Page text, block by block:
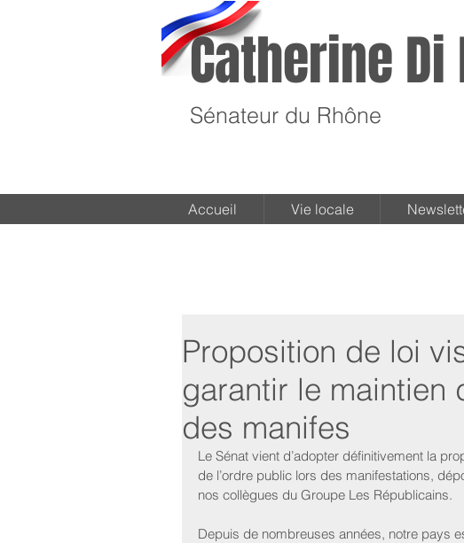
Catherine Di
Sénateur du Rhône
Accueil Vie locale
Proposition de loi
garantir le maintien
des manifes
Le Sénat vient d’adopter définitivement la
de l’ordre public lors des manifestations,
nos collègues du Groupe Les Républicains.
Depuis de nombreuses années, notre pays